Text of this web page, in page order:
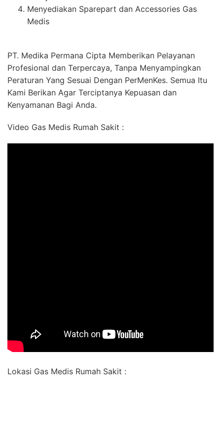
Menyediakan Sparepart dan Accessories Gas
Medis
PT. Medika Permana Cipta Memberikan Pelayanan
Profesional dan Terpercaya, Tanpa Menyampingkan
Peraturan Yang Sesuai Dengan PerMenKes. Semua Itu
Kami Berikan Agar Terciptanya Kepuasan dan
Kenyamanan Bagi Anda.
Video Gas Medis Rumah Sakit :
Lokasi Gas Medis Rumah Sakit :